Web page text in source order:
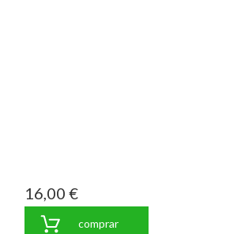
16,00 €
comprar